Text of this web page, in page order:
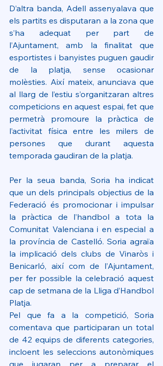
D’altra banda, Adell assenyalava que
els partits es disputaran a la zona que
s’ha adequat per part de
l’Ajuntament, amb la finalitat que
esportistes i banyistes puguen gaudir
de la platja, sense ocasionar
molèsties. Així mateix, anunciava que
al llarg de l’estiu s’organitzaran altres
competicions en aquest espai, fet que
permetrà promoure la pràctica de
l’activitat física entre les milers de
persones que durant aquesta
temporada gaudiran de la platja.
Per la seua banda, Soria ha indicat
que un dels principals objectius de la
Federació és promocionar i impulsar
la pràctica de l’handbol a tota la
Comunitat Valenciana i en especial a
la província de Castelló. Soria agraïa
la implicació dels clubs de Vinaròs i
Benicarló, així com de l’Ajuntament,
per fer possible la celebració aquest
cap de setmana de la Lliga d’Handbol
Platja.
Pel que fa a la competició, Soria
comentava que participaran un total
de 42 equips de diferents categories,
incloent les seleccions autonòmiques
que jugaran per a preparar el